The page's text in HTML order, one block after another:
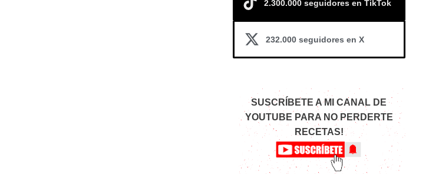
2.300.000 seguidores en TikTok
232.000 seguidores en X
SUSCRÍBETE A MI CANAL DE
YOUTUBE PARA NO PERDERTE
RECETAS!